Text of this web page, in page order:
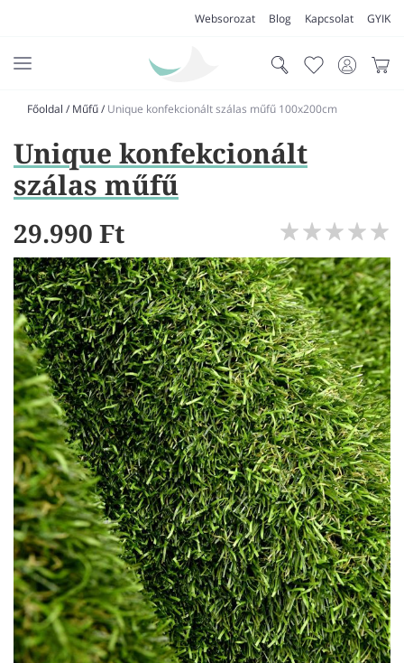
Websorozat Blog Kapcsolat GYIK
SZŐNYEG
PADLÓSZŐNYEG
MŰFŰ
VÍZÁLLÓ PADLÓ
LAMINÁLT PADLÓ
FUTÓSZŐNYEG
LÁBTÖRLŐ
FÜRDŐSZOBA SZŐNYEG
AJÁNDÉK ÖTLETEK
VINYL FALBURKOLAT
Főoldal / Műfű/ Unique konfekcionált szálas műfű 100x200cm
Unique konfekcionált
szálas műfű
29.990 Ft